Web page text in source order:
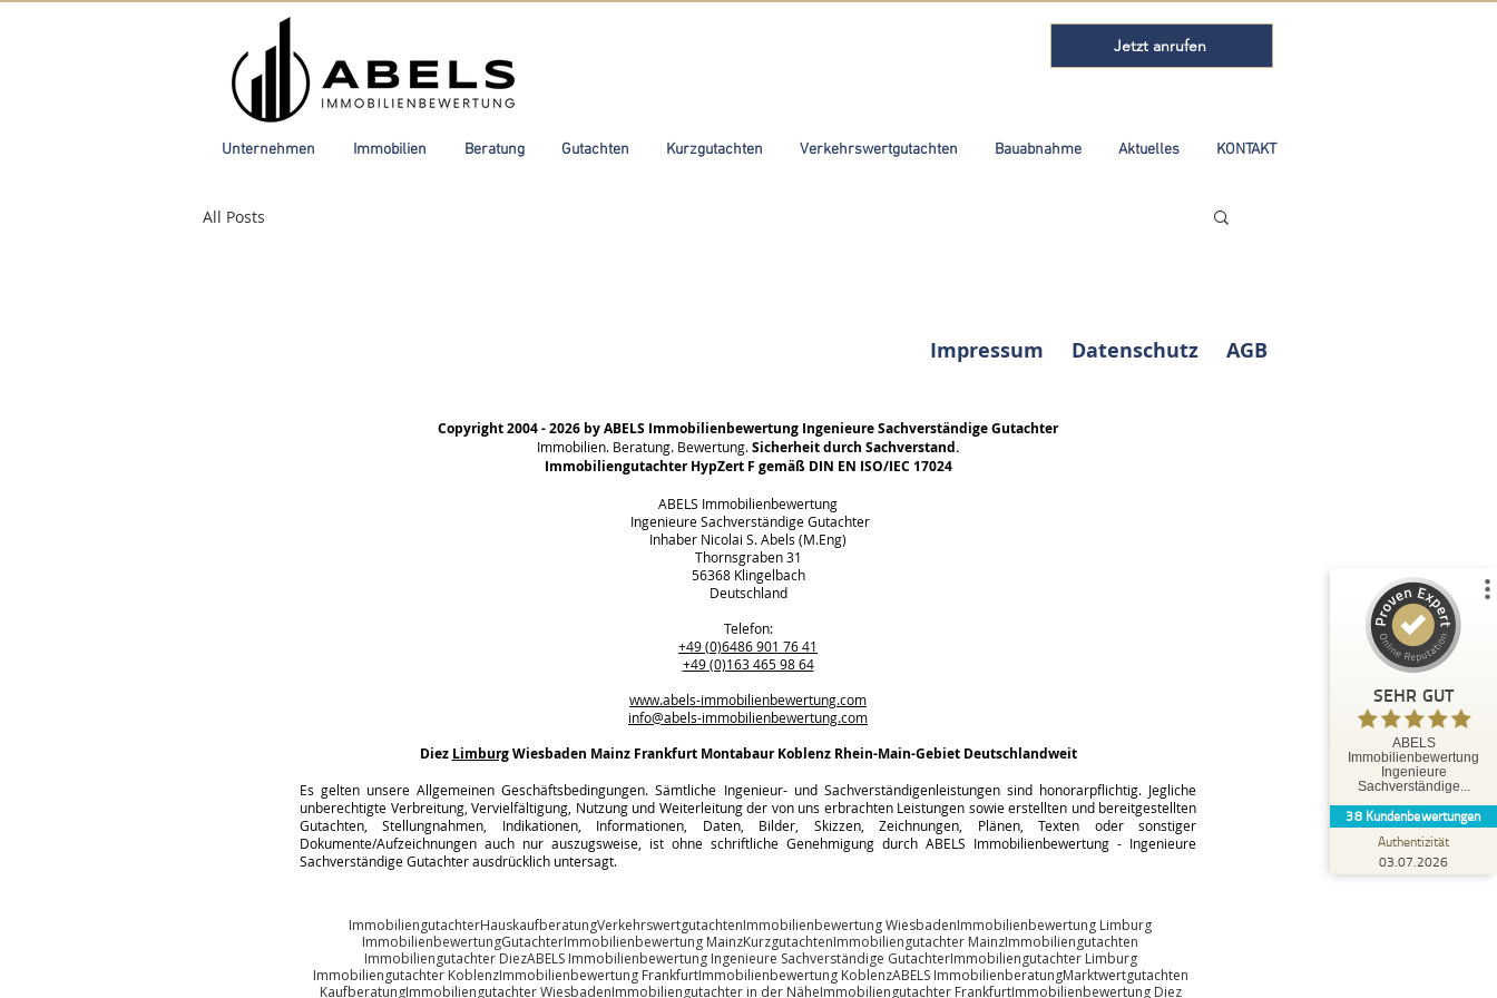
Jetzt anrufen
Unternehmen Immobilien Beratung Gutachten Kurzgutachten Verkehrswertgutachten Bauabnahme Aktuelles KONTAKT
All Posts
Impressum Datenschutz AGB
Copyright 2004 - 2026 by ABELS Immobilienbewertung Ingenieure Sachverständige Gutachter
Immobilien. Beratung. Bewertung.Sicherheit durch Sachverstand.
Immobiliengutachter HypZert F gemäß DIN EN ISO/IEC 17024
ABELS Immobilienbewertung
Ingenieure Sachverständige Gutachter
Inhaber Nicolai S. Abels (M.Eng)
Thornsgraben 31
56368 Klingelbach
Deutschland
Telefon:
+49 (0)6486 901 76 41
+49 (0)163 465 98 64
www.abels-immobilienbewertung.com
info@abels-immobilienbewertung.com
Diez LimburgWiesbaden Mainz Frankfurt Montabaur Koblenz Rhein-Main-Gebiet Deutschlandweit
Es gelten unsere Allgemeinen Geschäftsbedingungen. Sämtliche Ingenieur- und Sachverständigenleistungen sind honorarpflichtig. Jegliche
unberechtigte Verbreitung, Vervielfältigung, Nutzung und Weiterleitung der von uns erbrachten Leistungen sowie erstellten und bereitgestellten
Gutachten, Stellungnahmen, Indikationen, Informationen, Daten, Bilder, Skizzen, Zeichnungen, Plänen, Texten oder sonstiger
Dokumente/Aufzeichnungen auch nur auszugsweise, ist ohne schriftliche Genehmigung durch ABELS Immobilienbewertung - Ingenieure
Sachverständige Gutachter ausdrücklich untersagt.
ImmobiliengutachterHauskaufberatungVerkehrswertgutachtenImmobilienbewertung WiesbadenImmobilienbewertung Limburg
ImmobilienbewertungGutachterImmobilienbewertung MainzKurzgutachtenImmobiliengutachter MainzImmobiliengutachten
Immobiliengutachter DiezABELS Immobilienbewertung Ingenieure Sachverständige GutachterImmobiliengutachter Limburg
Immobiliengutachter KoblenzImmobilienbewertung FrankfurtImmobilienbewertung KoblenzABELS ImmobilienberatungMarktwertgutachten
KaufberatungImmobiliengutachter WiesbadenImmobiliengutachter in der NäheImmobiliengutachter FrankfurtImmobilienbewertung Diez
SEHR GUT
ABELS
Immobilienbewertung
Ingenieure
Sachverständige...
38 Kundenbewertungen
Authentizität
03.07.2026
3
Bewertungen auf
ProvenExpert.com
Blick aufs ProvenExpert-Profil werfen
Tobias O.
5,00
bestens betreut. Die Leistungen von Herrn
Abels können wir ausdr...